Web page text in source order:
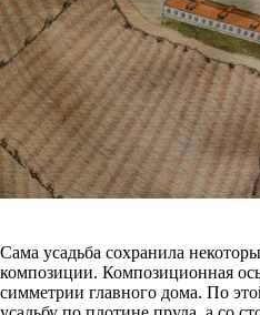
Сама усадьба сохранила
композиции. Композиционная
симметрии главного дома. По